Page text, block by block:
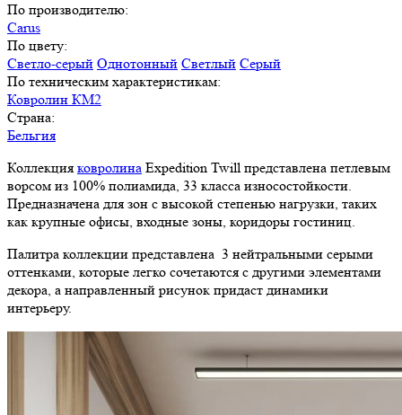
По производителю:
Carus
По цвету:
Светло-серый Однотонный Светлый Серый
По техническим характеристикам:
Ковролин КМ2
Страна:
Бельгия
Коллекция ковролина Expedition Twill представлена петлевым
ворсом из 100% полиамида, 33 класса износостойкости.
Предназначена для зон с высокой степенью нагрузки, таких
как крупные офисы, входные зоны, коридоры гостиниц.
Палитра коллекции представлена 3 нейтральными серыми
оттенками, которые легко сочетаются с другими элементами
декора, а направленный рисунок придаст динамики
интерьеру.